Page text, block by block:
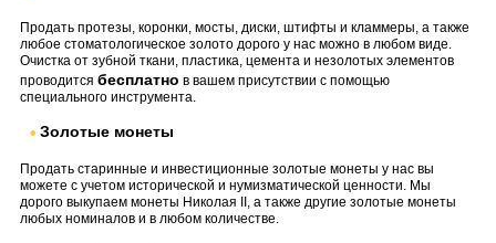
Продать протезы, коронки, мосты, диски, штифты и кламмеры, а также
любое стоматологическое золото дорого у нас можно в любом виде.
Очистка от зубной ткани, пластика, цемента и незолотых элементов
проводится бесплатно в вашем присутствии с помощью
специального инструмента.
Золотые монеты
Продать старинные и инвестиционные золотые монеты у нас вы
можете с учетом исторической и нумизматической ценности. Мы
дорого выкупаем монеты Николая II, а также другие золотые монеты
любых номиналов и в любом количестве.